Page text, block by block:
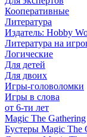
Кооперативные
Литература
Издатель: Hobby
Литература на
Логические
Для детей
Для двоих
Игры-головоломки
Игры в слова
от 6-ти лет
Magic The Gathering
Бустеры Magic The